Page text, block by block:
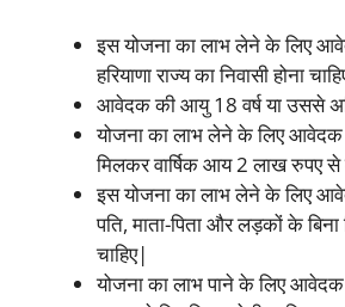
इस योजना का लाभ लेने के लिए
हरियाणा राज्य का निवासी होना
आवेदक की आयु 18 वर्ष या उससे
योजना का लाभ लेने के लिए आवेदक
मिलकर वार्षिक आय 2 लाख रुपए से
इस योजना का लाभ लेने के लिए
पति, माता-पिता और लड़कों के बिना
चाहिए|
योजना का लाभ पाने के लिए